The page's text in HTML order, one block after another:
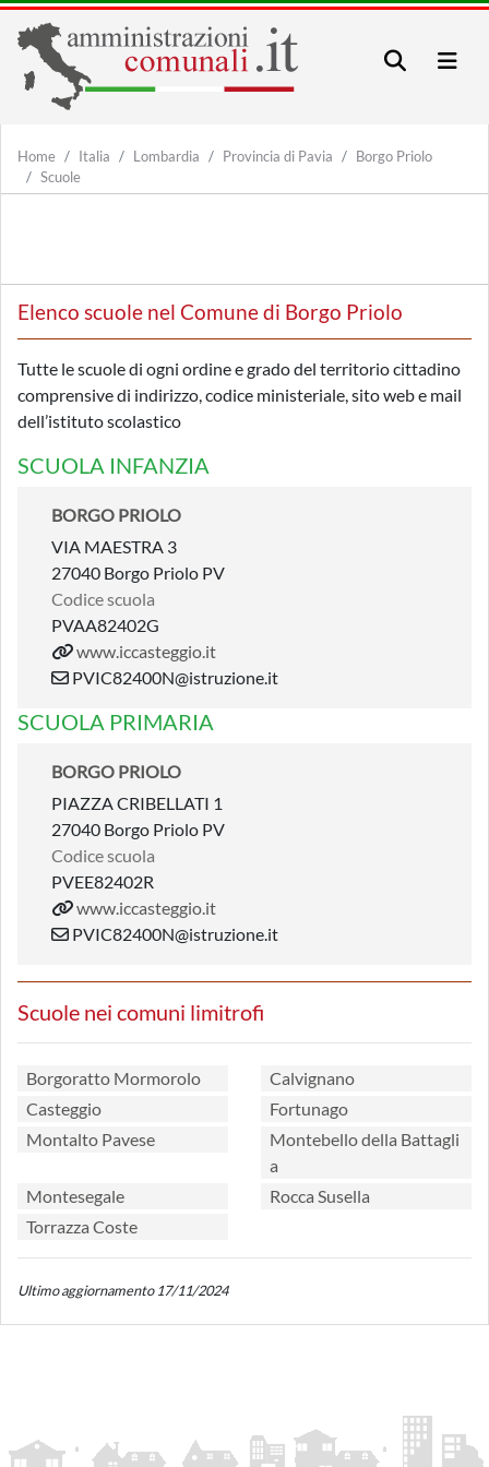
Home Italia Lombardia Provincia di Pavia
Borgo Priolo
Scuole
Elenco scuole nel Comune di Borgo Priolo
Tutte le scuole di ogni ordine e grado del territorio cittadino
comprensive di indirizzo, codice ministeriale, sito web e mail
dell’istituto scolastico
SCUOLA INFANZIA
BORGO PRIOLO
VIA MAESTRA 3
27040 Borgo Priolo PV
Codice scuola
PVAA82402G
www.iccasteggio.it
PVIC82400N@istruzione.it
SCUOLA PRIMARIA
BORGO PRIOLO
PIAZZA CRIBELLATI 1
27040 Borgo Priolo PV
Codice scuola
PVEE82402R
www.iccasteggio.it
PVIC82400N@istruzione.it
Scuole nei comuni limitrofi
Borgoratto Mormorolo
Calvignano
Casteggio
Fortunago
Montalto Pavese
Montebello della Battagli
a
Montesegale
Rocca Susella
Torrazza Coste
Ultimo aggiornamento 17/11/2024